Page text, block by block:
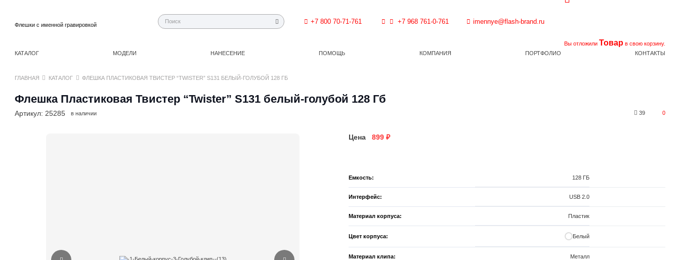
Флешки с именной гравировкой +7 800 70-71-761 +7 968 761-0-761 imennye@flash-brand.ru
Вы отложили Товар в свою корзину.
КАТАЛОГ
МОДЕЛИ НАНЕСЕНИЕ ПОМОЩЬ КОМПАНИЯ ПОРТФОЛИО КОНТАКТЫ
ГЛАВНАЯ КАТАЛОГ ФЛЕШКА ПЛАСТИКОВАЯ ТВИСТЕР “TWISTER” S131 БЕЛЫЙ-ГОЛУБОЙ 128 ГБ
Флешка Пластиковая Твистер “Twister” S131 белый-голубой 128 Гб
Артикул: 25285 в наличии 39 0
Цена 899 ₽
Емкость: 128 ГБ
Интерфейс: USB 2.0
Материал корпуса: Пластик
Цвет корпуса: Белый
Материал клипа: Металл